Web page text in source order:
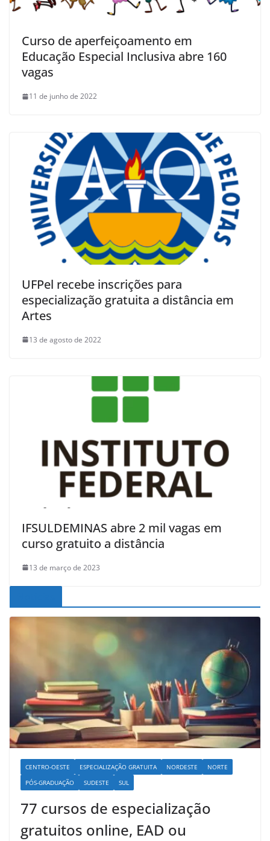
Curso de aperfeiçoamento em
Educação Especial Inclusiva abre 160
vagas
11 de junho de 2022
UFPel recebe inscrições para
especialização gratuita a distância em
Artes
13 de agosto de 2022
IFSULDEMINAS abre 2 mil vagas em
curso gratuito a distância
13 de março de 2023
CENTRO-OESTE ESPECIALIZAÇÃO GRATUITA NORDESTE
NORTE
PÓS-GRADUAÇÃO
SUDESTE SUL
77 cursos de especialização
gratuitos online, EAD ou